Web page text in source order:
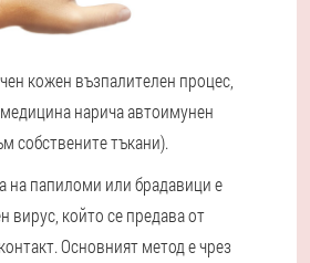
кожен възпалителен процес,
нарича автоимунен
собствените тъкани).
на папиломи или брадавици е
вирус, който се предава от
Основният метод е чрез